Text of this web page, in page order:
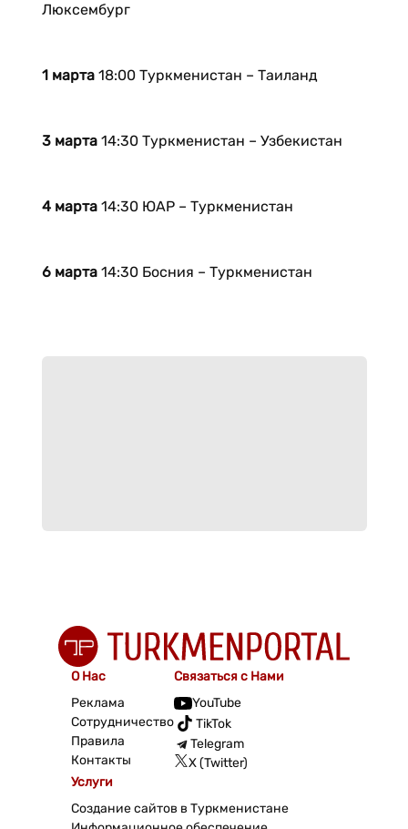
Люксембург
1 марта18:00 Туркменистан – Таиланд
3 марта14:30 Туркменистан – Узбекистан
4 марта14:30 ЮАР – Туркменистан
6 марта14:30 Босния – Туркменистан
О Нас
Реклама
Сотрудничество
Правила
Контакты
Связаться с Нами
YouTube
TikTok
Telegram
X (Twitter)
Услуги
Создание сайтов в Туркменистане